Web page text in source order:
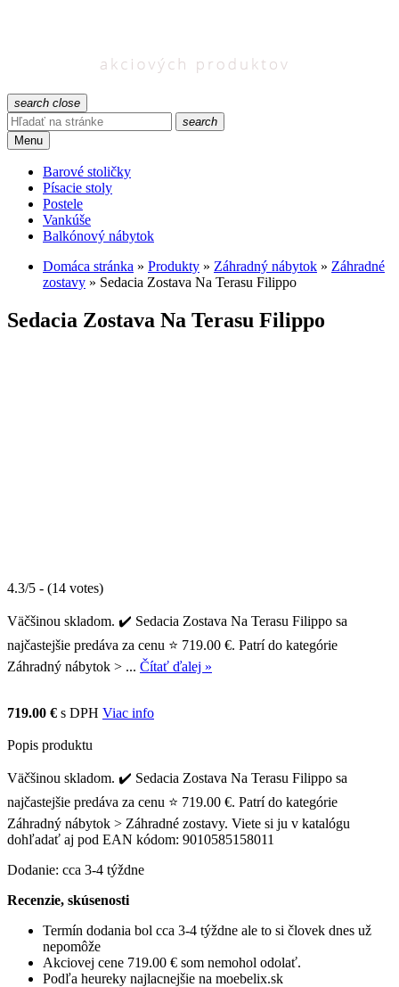
search close
search
Menu
Barové stoličky
Písacie stoly
Postele
Vankúše
Balkónový nábytok
Domáca stránka » Produkty » Záhradný nábytok » Záhradné
zostavy » Sedacia Zostava Na Terasu Filippo
Sedacia Zostava Na Terasu Filippo
4.3/5 - (14 votes)
Väčšinou skladom. ✔️ Sedacia Zostava Na Terasu Filippo sa
najčastejšie predáva za cenu ⭐ 719.00 €. Patrí do kategórie
Záhradný nábytok > ... Čítať ďalej »
719.00 € s DPH Viac info
Popis produktu
Väčšinou skladom. ✔️ Sedacia Zostava Na Terasu Filippo sa
najčastejšie predáva za cenu ⭐ 719.00 €. Patrí do kategórie
Záhradný nábytok > Záhradné zostavy. Viete si ju v katalógu
dohľadať aj pod EAN kódom: 9010585158011
Dodanie: cca 3-4 týždne
Recenzie, skúsenosti
Termín dodania bol cca 3-4 týždne ale to si človek dnes už
nepomôže
Akciovej cene 719.00 € som nemohol odolať.
Podľa heureky najlacnejšie na moebelix.sk